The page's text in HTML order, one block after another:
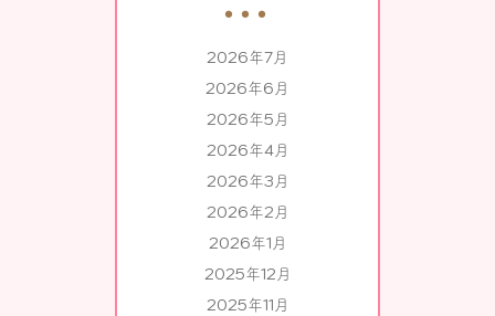
2026年7月
2026年6月
2026年5月
2026年4月
2026年3月
2026年2月
2026年1月
2025年12月
2025年11月